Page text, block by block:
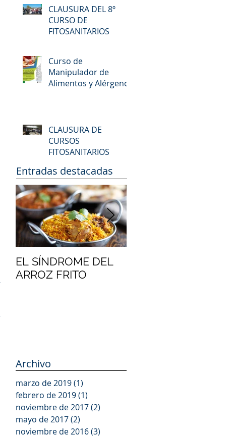
CLAUSURA DEL 8º
CURSO DE
FITOSANITARIOS
Curso de
Manipulador de
Alimentos y Alérgenos
CLAUSURA DE
CURSOS
FITOSANITARIOS
Entradas destacadas
EL SÍNDROME DEL
ARROZ FRITO
Archivo
marzo de 2019(1)
febrero de 2019(1)
noviembre de 2017(2)
mayo de 2017(2)
noviembre de 2016(3)